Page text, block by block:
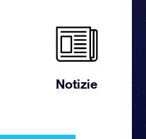
Notizie